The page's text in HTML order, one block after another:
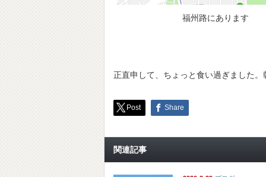
福州路にあります
正直申して、ちょっと食い過ぎました
Post Share
関連記事